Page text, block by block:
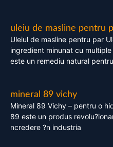
uleiu de masline pentru
Uleiul de masline pentru par
ingredient minunat cu
este un remediu natural
mineral 89 vichy
Mineral 89 Vichy – pentru o
89 este un produs
ncredere ?n industria